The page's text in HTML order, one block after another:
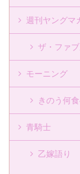
週刊ヤングマ
ザ・ファ
モーニング
きのう何
青騎士
乙嫁語り